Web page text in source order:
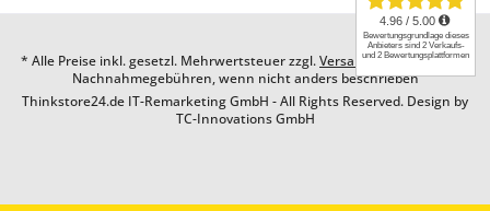
* Alle Preise inkl. gesetzl. Mehrwertsteuer zzgl.Versandkostenund ggf.
Nachnahmegebühren, wenn nicht anders beschrieben
Thinkstore24.de IT-Remarketing GmbH - All Rights Reserved. Design by
TC-Innovations GmbH